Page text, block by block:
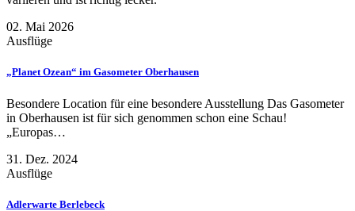
02. Mai 2026
Ausflüge
„Planet Ozean“ im Gasometer Oberhausen
Besondere Location für eine besondere Ausstellung Das Gasometer
in Oberhausen ist für sich genommen schon eine Schau!
„Europas…
31. Dez. 2024
Ausflüge
Adlerwarte Berlebeck